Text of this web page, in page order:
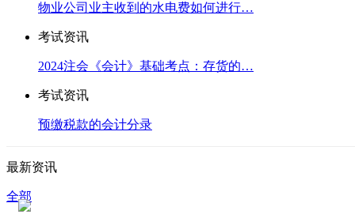
物业公司业主收到的水电费如何进行…
考试资讯
2024注会《会计》基础考点：存货的…
考试资讯
预缴税款的会计分录
最新资讯
全部